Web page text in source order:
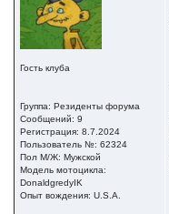
Гость клуба
Группа: Резиденты форума
Сообщений: 9
Регистрация: 8.7.2024
Пользователь №: 62324
Пол М/Ж: Мужской
Модель мотоцикла:
DonaldgredyIK
Опыт вождения: U.S.A.